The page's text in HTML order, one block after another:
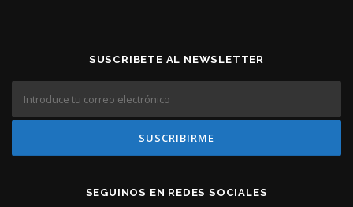
SUSCRIBETE AL NEWSLETTER
SEGUINOS EN REDES SOCIALES